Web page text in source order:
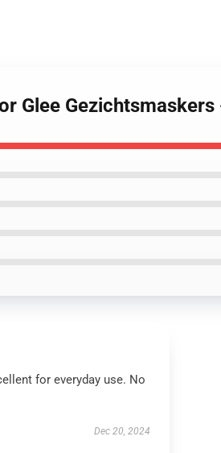
Glee
for everyday use. No
Dec 20, 2024